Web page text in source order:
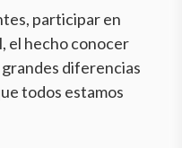
participar en
el hecho conocer
diferencias
todos estamos